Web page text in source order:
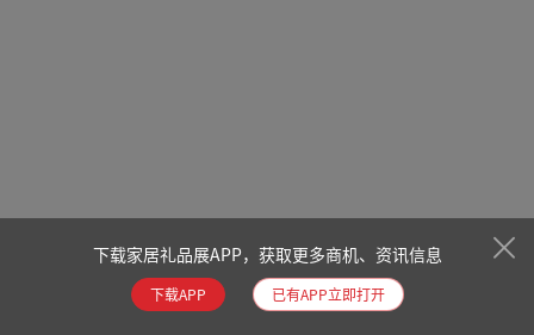
下载家居礼品展APP，获取更多商机、资讯信息
下载APP 已有APP立即打开